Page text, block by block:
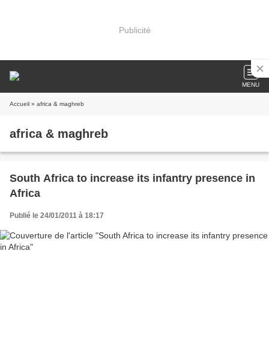
Publicité
MENU
Accueil » africa & maghreb
africa & maghreb
South Africa to increase its infantry presence in
Africa
Publié le 24/01/2011 à 18:17